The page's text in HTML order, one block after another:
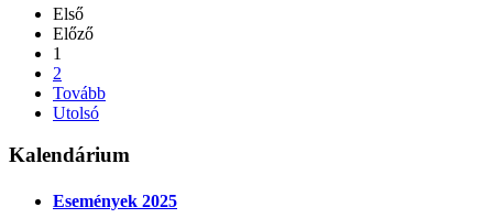
Első
Előző
1
2
Tovább
Utolsó
Kalendárium
Események 2025